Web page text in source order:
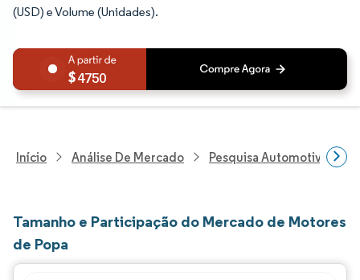
(USD) e Volume (Unidades).
4750
Início Análise De Mercado Pesquisa Automotiva
Tamanho e Participação do Mercado de Motores
de Popa